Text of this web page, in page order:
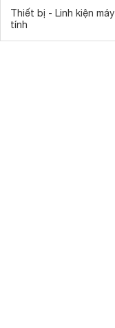
Thiết bị - Linh kiện máy
tính